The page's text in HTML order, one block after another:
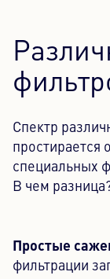
Спектр
простирается
специальных
В чем
Простые
фильтрации